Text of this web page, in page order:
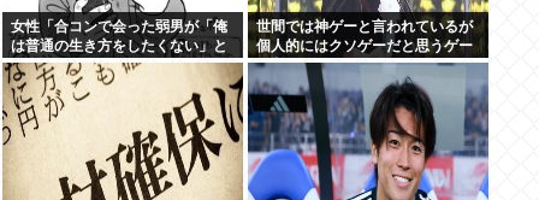
女性「合コンで会った弱男が「俺
は普通の生き方をしたくない」と
かカッコつけててワロた。お前既
に普通以下だろw」⬅10万いいね
世間では神ゲーと言われているが
個人的にはクソゲーだと思うゲー
ム挙げてけwww